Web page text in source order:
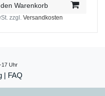
Warenkorb
zzgl.Versandkosten
17 Uhr
| FAQ